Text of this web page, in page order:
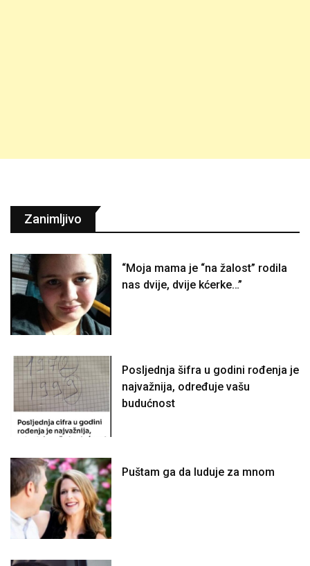
Zanimljivo
“Moja mama je “na žalost” rodila
nas dvije, dvije kćerke…”
Posljednja šifra u godini rođenja je
najvažnija, određuje vašu
budućnost
Puštam ga da luduje za mnom